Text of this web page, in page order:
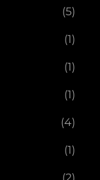
(5)
(1)
(1)
(1)
(4)
(1)